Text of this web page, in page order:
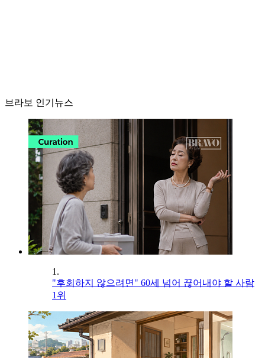
브라보 인기뉴스
1.
"후회하지 않으려면" 60세 넘어 끊어내야 할 사람
1위